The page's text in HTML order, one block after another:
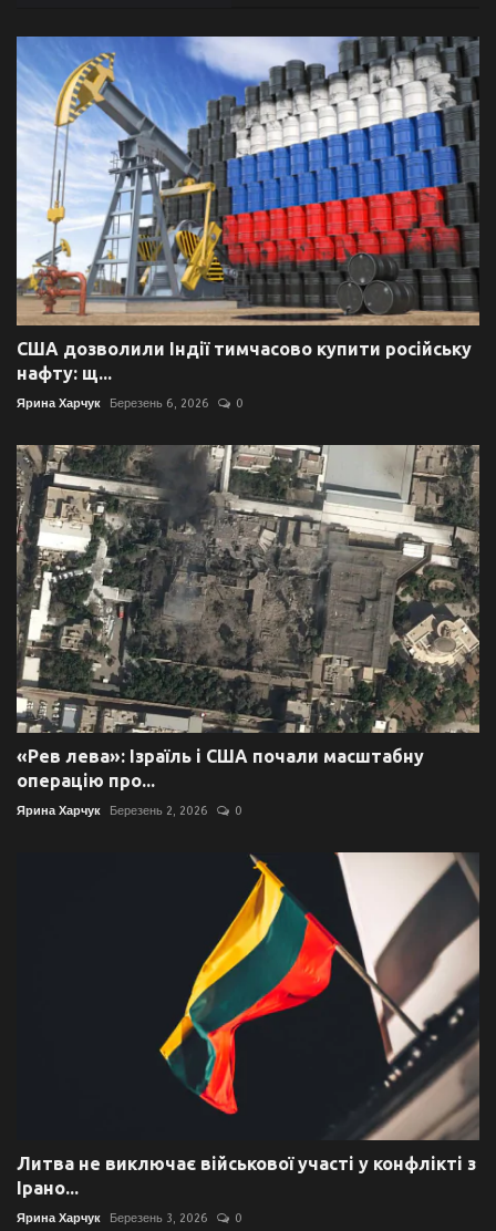
США дозволили Індії тимчасово купити російську
нафту: щ...
Ярина Харчук Березень 6, 2026 0
«Рев лева»: Ізраїль і США почали масштабну
операцію про...
Ярина Харчук Березень 2, 2026 0
Литва не виключає військової участі у конфлікті з
Ірано...
Ярина Харчук Березень 3, 2026 0